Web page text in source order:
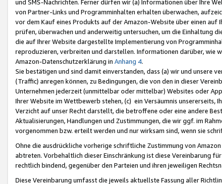
und SMS-Nachrichten. Ferner dürfen wir (a) Informationen über Ihre
von Partner-Links und Programminhalten erhalten überwachen,
vor dem Kauf eines Produkts auf der Amazon-Website über einen
prüfen, überwachen und anderweitig untersuchen, um die Einhaltung
die auf Ihrer Website dargestellte Implementierung von
reproduzieren, verbreiten und darstellen. Informationen darüber, wie
Amazon-Datenschutzerklärung in Anhang 4.
Sie bestätigen und sind damit einverstanden, dass (a) wir und
(Traffic) anregen können, zu Bedingungen, die von den in dieser
Unternehmen jederzeit (unmittelbar oder mittelbar) Websites oder
Ihrer Website im Wettbewerb stehen, (c) ein Versäumnis unsererseits,
Verzicht auf unser Recht darstellt, die betroffene oder eine andere
Aktualisierungen, Handlungen und Zustimmungen, die wir ggf. im
vorgenommen bzw. erteilt werden und nur wirksam sind, wenn sie
Ohne die ausdrückliche vorherige schriftliche Zustimmung von
abtreten. Vorbehaltlich dieser Einschränkung ist diese Vereinbarung
rechtlich bindend, gegenüber den Parteien und ihren jeweiligen
Diese Vereinbarung umfasst die jeweils aktuellste Fassung aller